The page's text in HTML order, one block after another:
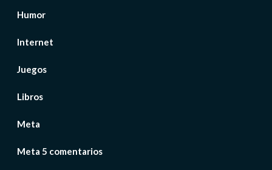
Humor
Internet
Juegos
Libros
Meta
Meta 5 comentarios